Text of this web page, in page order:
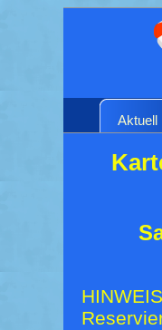
Aktuell